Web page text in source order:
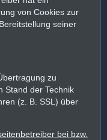
von Cookies zur
seiner
zu
Stand der Technik
(z. B. SSL) über
bei bzw.